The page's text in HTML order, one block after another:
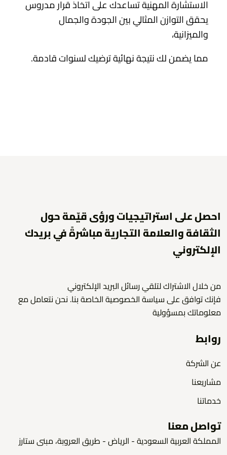
الاستشارة المهنية تساعدك على اتخاذ قرار مدروس
يحقق التوازن المثالي بين الجودة والجمال
والميزانية،
مما يضمن لك نتيجة نهائية ترضيك لسنوات قادمة.
احصل على استراتيجيات ورؤى قيّمة حول
الثقافة والعلامة التجارية مباشرةً في بريدك
الإلكتروني
من خلال الاشتراك لتلقي رسائل البريد الإلكتروني
فإنك توافق على سياسة الخصوصية الخاصة بنا. نحن نتعامل مع
معلوماتك بمسؤولية
روابط
عن الشركة
مشاريعنا
خدماتنا
تواصل معنا
المملكة العربية السعودية - الرياض - طريق العروبة، مبنى ستارز